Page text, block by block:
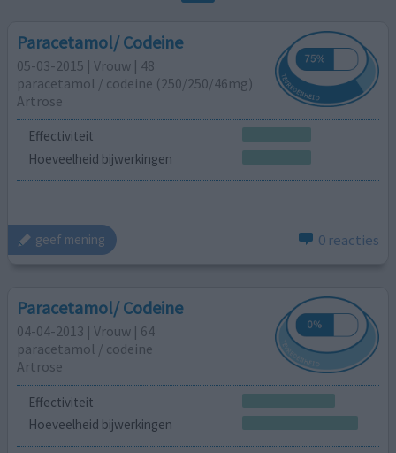
Paracetamol/ Codeine
05-03-2015 | Vrouw | 48
paracetamol / codeine (250/250/46mg)
Artrose
Effectiviteit
Hoeveelheid bijwerkingen
geef mening 0 reacties
Paracetamol/ Codeine
04-04-2013 | Vrouw | 64
paracetamol / codeine
Artrose
Effectiviteit
Hoeveelheid bijwerkingen